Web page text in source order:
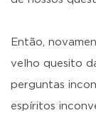
Então,
velho quesito
perguntas
espíritos